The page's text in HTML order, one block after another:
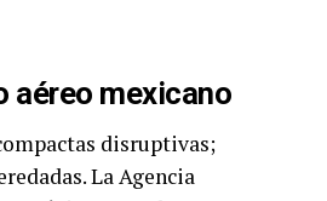
aéreo mexicano
disruptivas;
La Agencia